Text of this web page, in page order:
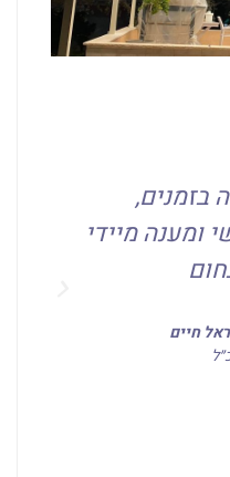
בזמנים,
ומענה מיידי
חיים